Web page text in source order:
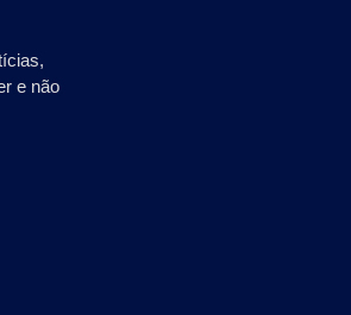
e não